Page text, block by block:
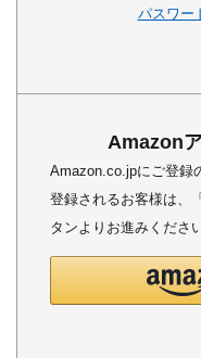
パスワー
Amazon
Amazon.co.jpにご登録
登録されるお客様は、
タンよりお進みください